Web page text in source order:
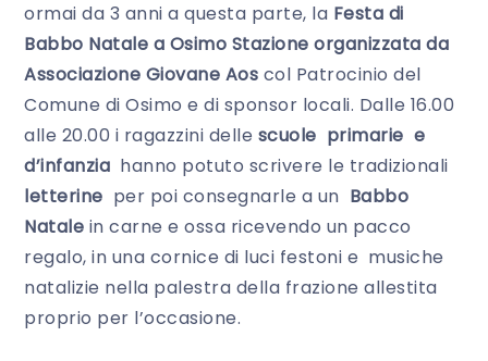
ormai da 3 anni a questa parte, la Festa di
Babbo Natale a Osimo Stazione organizzata da
Associazione Giovane Aos col Patrocinio del
Comune di Osimo e di sponsor locali. Dalle 16.00
alle 20.00 i ragazzini delle scuole primarie e
d’infanzia hanno potuto scrivere le tradizionali
letterine per poi consegnarle a un Babbo
Natale in carne e ossa ricevendo un pacco
regalo, in una cornice di luci festoni e musiche
natalizie nella palestra della frazione allestita
proprio per l’occasione.